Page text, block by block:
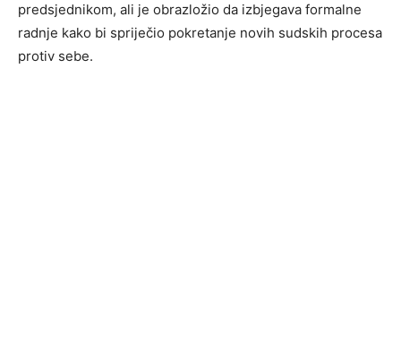
predsjednikom, ali je obrazložio da izbjegava formalne
radnje kako bi spriječio pokretanje novih sudskih procesa
protiv sebe.